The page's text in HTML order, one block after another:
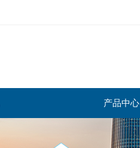
产品中心